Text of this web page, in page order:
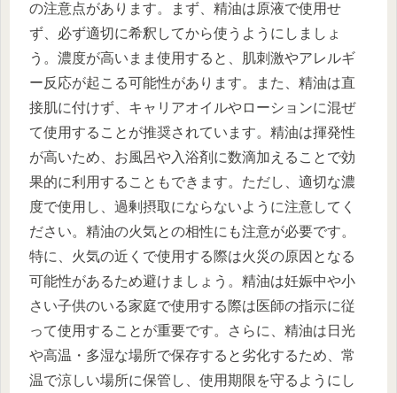
の注意点があります。まず、精油は原液で使用せ
ず、必ず適切に希釈してから使うようにしましょ
う。濃度が高いまま使用すると、肌刺激やアレルギ
ー反応が起こる可能性があります。また、精油は直
接肌に付けず、キャリアオイルやローションに混ぜ
て使用することが推奨されています。精油は揮発性
が高いため、お風呂や入浴剤に数滴加えることで効
果的に利用することもできます。ただし、適切な濃
度で使用し、過剰摂取にならないように注意してく
ださい。精油の火気との相性にも注意が必要です。
特に、火気の近くで使用する際は火災の原因となる
可能性があるため避けましょう。精油は妊娠中や小
さい子供のいる家庭で使用する際は医師の指示に従
って使用することが重要です。さらに、精油は日光
や高温・多湿な場所で保存すると劣化するため、常
温で涼しい場所に保管し、使用期限を守るようにし